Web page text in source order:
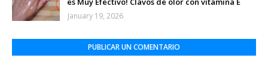
January 19, 2026
PUBLICAR UN COMENTARIO